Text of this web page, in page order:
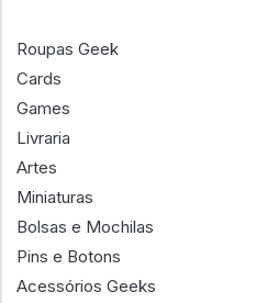
Roupas Geek
Cards
Games
Livraria
Artes
Miniaturas
Bolsas e Mochilas
Pins e Botons
Acessórios Geeks